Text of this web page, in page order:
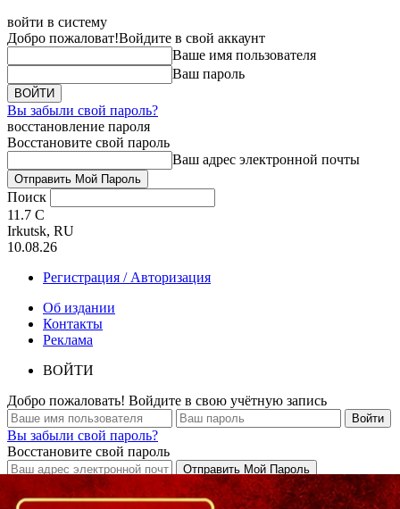
войти в систему
Добро пожаловат!Войдите в свой аккаунт
Ваше имя пользователя
Ваш пароль
Вы забыли свой пароль?
восстановление пароля
Восстановите свой пароль
Ваш адрес электронной почты
Поиск
11.7 C
Irkutsk, RU
10.08.26
Регистрация / Авторизация
Об издании
Контакты
Реклама
ВОЙТИ
Добро пожаловать! Войдите в свою учётную запись
Вы забыли свой пароль?
Восстановите свой пароль
Кто есть кто в Байкальском регионе